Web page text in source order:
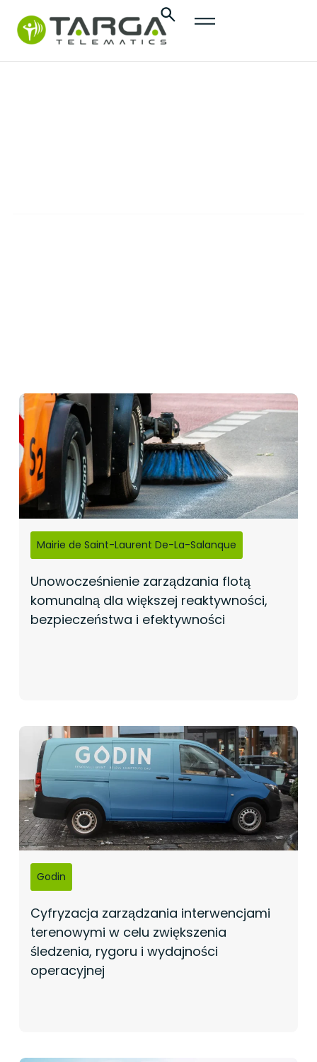
Mairie de Saint-Laurent De-La-Salanque
Unowocześnienie zarządzania flotą
komunalną dla większej reaktywności,
bezpieczeństwa i efektywności
Godin
Cyfryzacja zarządzania interwencjami
terenowymi w celu zwiększenia
śledzenia, rygoru i wydajności
operacyjnej